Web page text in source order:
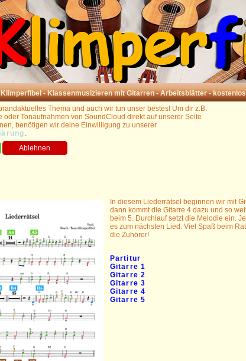
- Klassenmusizieren mit Gitarren - Arbeitsblätter -
Thema und auch wir tun unser bestes! Um dir z.B.
oder Tonaufnahmen von SoundCloud direkt auf unserer Seite
benötigen wir deine Einwilligung zu unserer
.
In diesem Liederrätsel beginnen wir mit
dann kommt die Gitarre 4 dazu und so
beim 5. Durchlauf setzt die Melodie ein.
es zum nächsten Lied. Viel Spaß beim
die Zuhörer!
Partitur
Gitarre 1
Gitarre 2
Gitarre 3
Gitarre 4
Gitarre 5